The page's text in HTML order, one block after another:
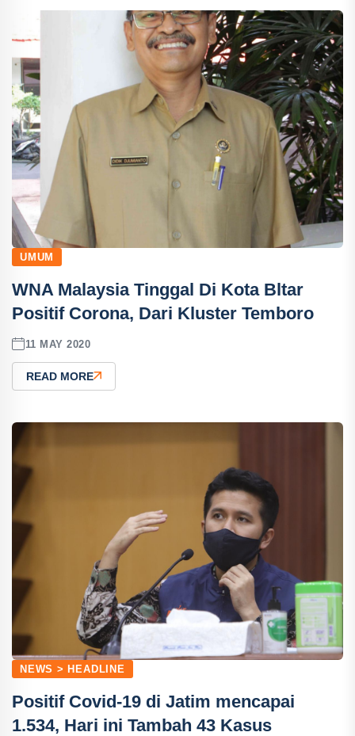
UMUM
WNA Malaysia Tinggal Di Kota Bltar
Positif Corona, Dari Kluster Temboro
11 MAY 2020
READ MORE
NEWS > HEADLINE
Positif Covid-19 di Jatim mencapai
1.534, Hari ini Tambah 43 Kasus